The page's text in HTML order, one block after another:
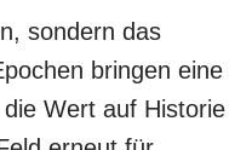
sondern das
bringen eine
Wert auf Historie